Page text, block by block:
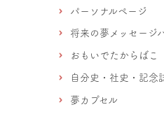
パーソナルページ
将来の夢メッセージ
おもいでたからばこ
自分史・社史・記念
夢カプセル